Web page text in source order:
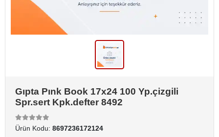
Gıpta Pınk Book 17x24 100 Yp.çizgili
Spr.sert Kpk.defter 8492
Ürün Kodu: 8697236172124